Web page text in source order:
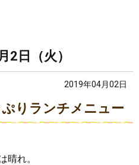
2日（火）
2019年04月02日
りランチメニュー
晴れ。